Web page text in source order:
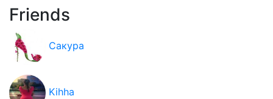
Friends
Сакура
Kihha